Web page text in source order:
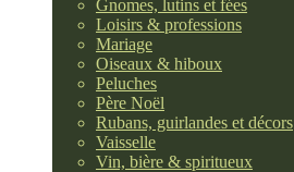
Gnomes, lutins et fées
Loisirs & professions
Mariage
Oiseaux & hiboux
Peluches
Père Noël
Rubans, guirlandes et décors
Vaisselle
Vin, bière & spiritueux